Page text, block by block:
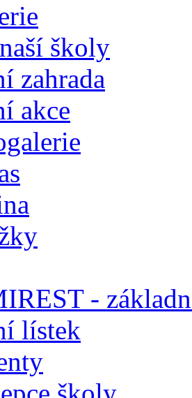
školy
zahrada
akce
-
lístek